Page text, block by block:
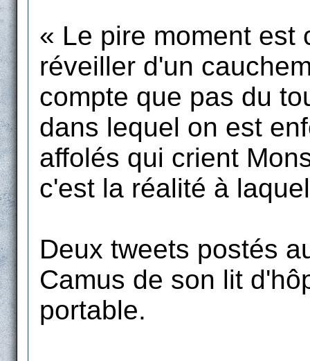
« Le pire moment est
réveiller d'un
compte que pas du
dans lequel on est
affolés qui crient
c'est la réalité à
Deux tweets postés
Camus de son lit
portable.